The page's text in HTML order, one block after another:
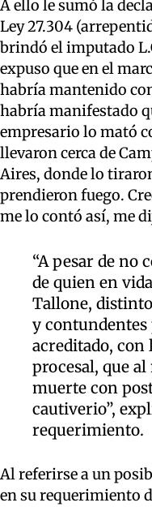
A ello le sumó la
Ley 27.304
brindó el imputado
expuso que en el
habría mantenido
habría manifestado
empresario lo mató
llevaron cerca de
Aires, donde lo
prendieron fuego.
me lo contó así, me
“A pesar de no
de quien en
Tallone,
y
acreditado, con
procesal, que
muerte con
cautiverio”,
requerimiento.
Al referirse a un
en su requerimiento